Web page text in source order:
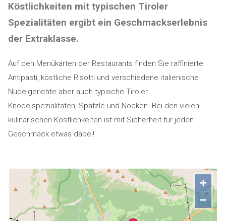
Köstlichkeiten mit typischen Tiroler
Spezialitäten ergibt ein Geschmackserlebnis
der Extraklasse.
Auf den Menükarten der Restaurants finden Sie raffinierte
Antipasti, köstliche Risotti und verschiedene italienische
Nudelgerichte aber auch typische Tiroler
Knödelspezialitäten, Spätzle und Nocken. Bei den vielen
kulinarischen Köstlichkeiten ist mit Sicherheit für jeden
Geschmack etwas dabei!
+
−